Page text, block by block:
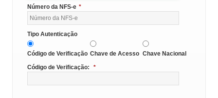
Número da NFS-e *
Tipo Autenticação
Código de Verificação Chave de Acesso Chave Nacional
Código de Verificação:
*